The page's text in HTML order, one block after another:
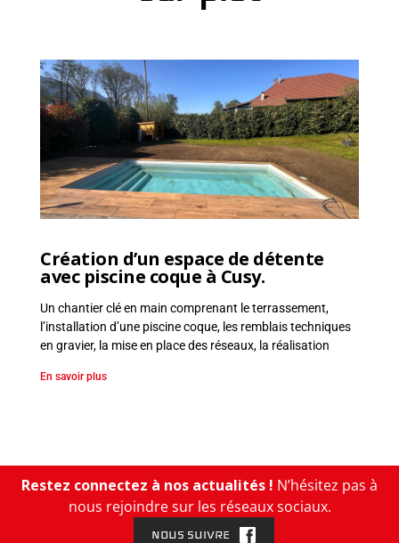
s
s
e
e
n
t
,
n
r
o
c
h
e
V
R
Création d’un espace de détente
avec piscine coque à Cusy.
Un chantier clé en main comprenant le terrassement,
l’installation d’une piscine coque, les remblais techniques
en gravier, la mise en place des réseaux, la réalisation
En savoir plus
Restez connectez à nos actualités ! N’hésitez pas à
nous rejoindre sur les réseaux sociaux.
NOUS SUIVRE